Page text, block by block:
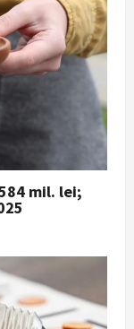
mil. lei;